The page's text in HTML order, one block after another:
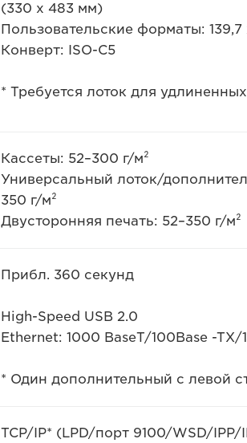
(330 x 483 мм)
Пользовательские форматы:
Конверт: ISO-C5
* Требуется лоток для
Кассеты: 52–300 г/м²
Универсальный лоток/
350 г/м²
Двусторонняя печать: 52–350 г/м²
Прибл. 360 секунд
High-Speed USB 2.0
Ethernet: 1000 BaseT/100Base -TX/
* Один дополнительный с левой
TCP/IP* (LPD/порт 9100/WSD/IPP/